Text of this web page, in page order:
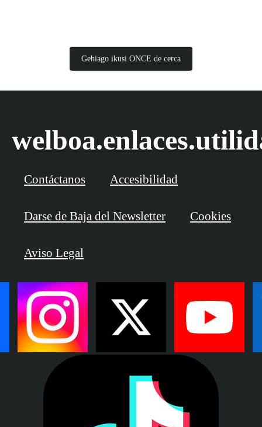
Gehiago ikusi ONCE de cerca
Contáctanos Accesibilidad
Darse de Baja del Newsletter Cookies
Aviso Legal